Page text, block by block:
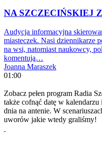
NA SZCZECIŃSKIEJ
Audycja informacyjna
miasteczek. Nasi dziennikarze
na wsi, natomiast naukowcy,
komentują…
Joanna Maraszek
01:00
Zobacz pełen program Radia
także cofnąć datę w
dnia na antenie. W
uworów jakie wtedy graliśmy!